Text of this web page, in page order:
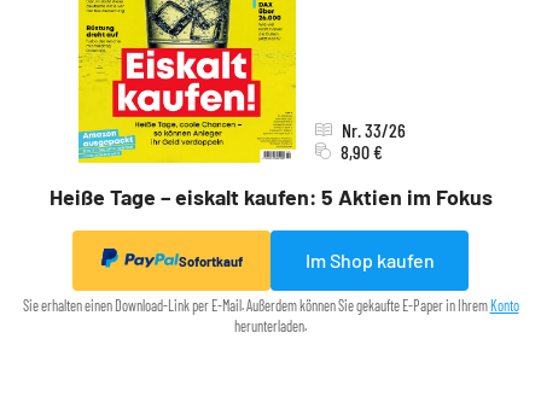
Heiße Tage – eiskalt kaufen: 5 Aktien im Fokus
Nr. 33/26
8,90 €
Sofortkauf Im Shop kaufen
Sie erhalten einen Download-Link per E-Mail. Außerdem können Sie gekaufte E-Paper in Ihrem Konto
herunterladen.